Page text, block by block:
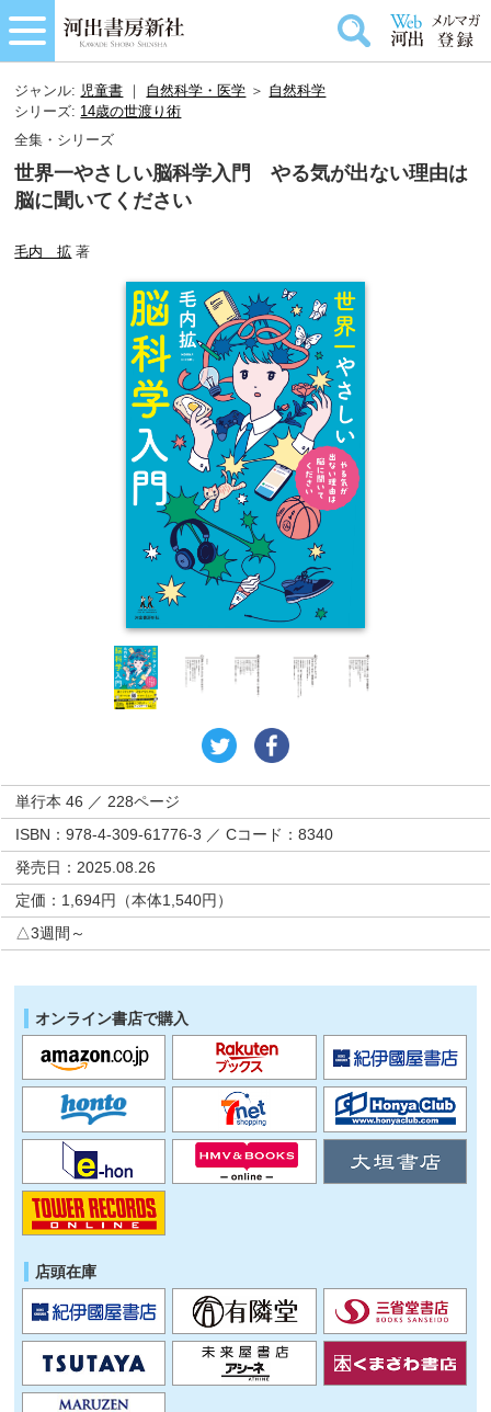
ジャンル: 児童書 ｜ 自然科学・医学 ＞ 自然科学
シリーズ: 14歳の世渡り術
全集・シリーズ
世界一やさしい脳科学入門 やる気が出ない理由は
脳に聞いてください
毛内 拡 著
単行本 46 ／ 228ページ
ISBN：978-4-309-61776-3 ／ Cコード：8340
発売日：2025.08.26
定価：1,694円（本体1,540円）
△3週間～
オンライン書店で購入
店頭在庫